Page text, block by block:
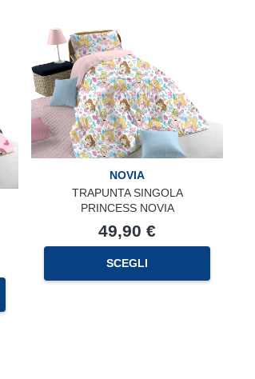
NOVIA
TRAPUNTA SINGOLA
PRINCESS NOVIA
49,90 €
SCEGLI